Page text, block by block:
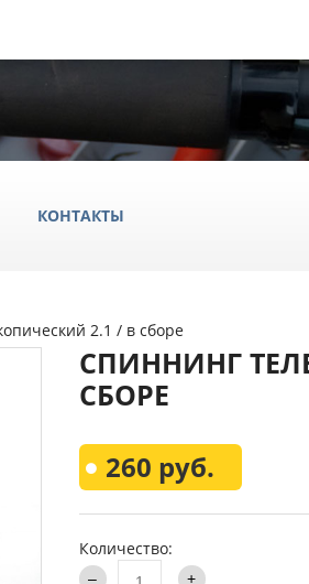
Всё
КОНТАКТЫ
2.1 / в сборе
СПИННИНГ
СБОРЕ
260 руб.
Количество: